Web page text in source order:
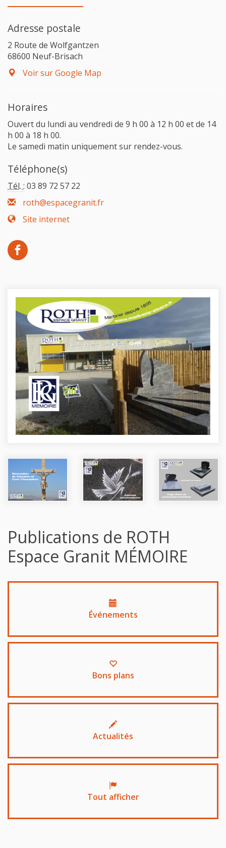
Adresse postale
2 Route de Wolfgantzen
68600 Neuf-Brisach
Voir sur Google Map
Horaires
Ouvert du lundi au vendredi de 9 h 00 à 12 h 00 et de 14
h 00 à 18 h 00.
Le samedi matin uniquement sur rendez-vous.
Téléphone(s)
Tél. : 03 89 72 57 22
roth@espacegranit.fr
Site internet
Publications de ROTH
Espace Granit MÉMOIRE
Événements
Bons plans
Actualités
Tout afficher